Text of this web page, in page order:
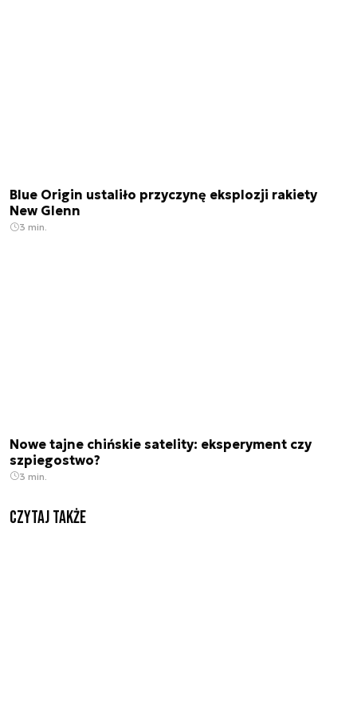
Blue Origin ustaliło przyczynę eksplozji rakiety
New Glenn
3 min.
Nowe tajne chińskie satelity: eksperyment czy
szpiegostwo?
3 min.
Czytaj także